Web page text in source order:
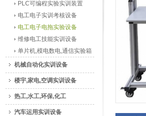
PLC可编程实验实训装置
电工电子实训考核设备
电工电子电拖实验设备
维修电工技能实训设备
单片机,模电数电,通信实验箱
机械自动化实训设备
楼宇,家电,空调实训设备
热工,水工,环保,化工
汽车运用实训设备